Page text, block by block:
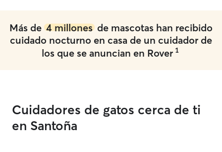
Más de 4 millones de mascotas han recibido
cuidado nocturno en casa de un cuidador de
los que se anuncian en Rover 1
Cuidadores de gatos cerca de ti
en Santoña